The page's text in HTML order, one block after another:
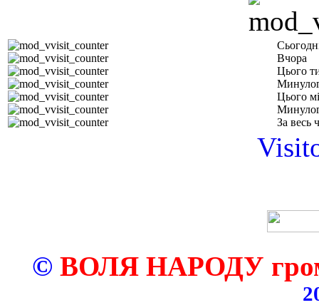
Вчора
Цього
Цього
За весь
© ВОЛЯ НАРОДУ